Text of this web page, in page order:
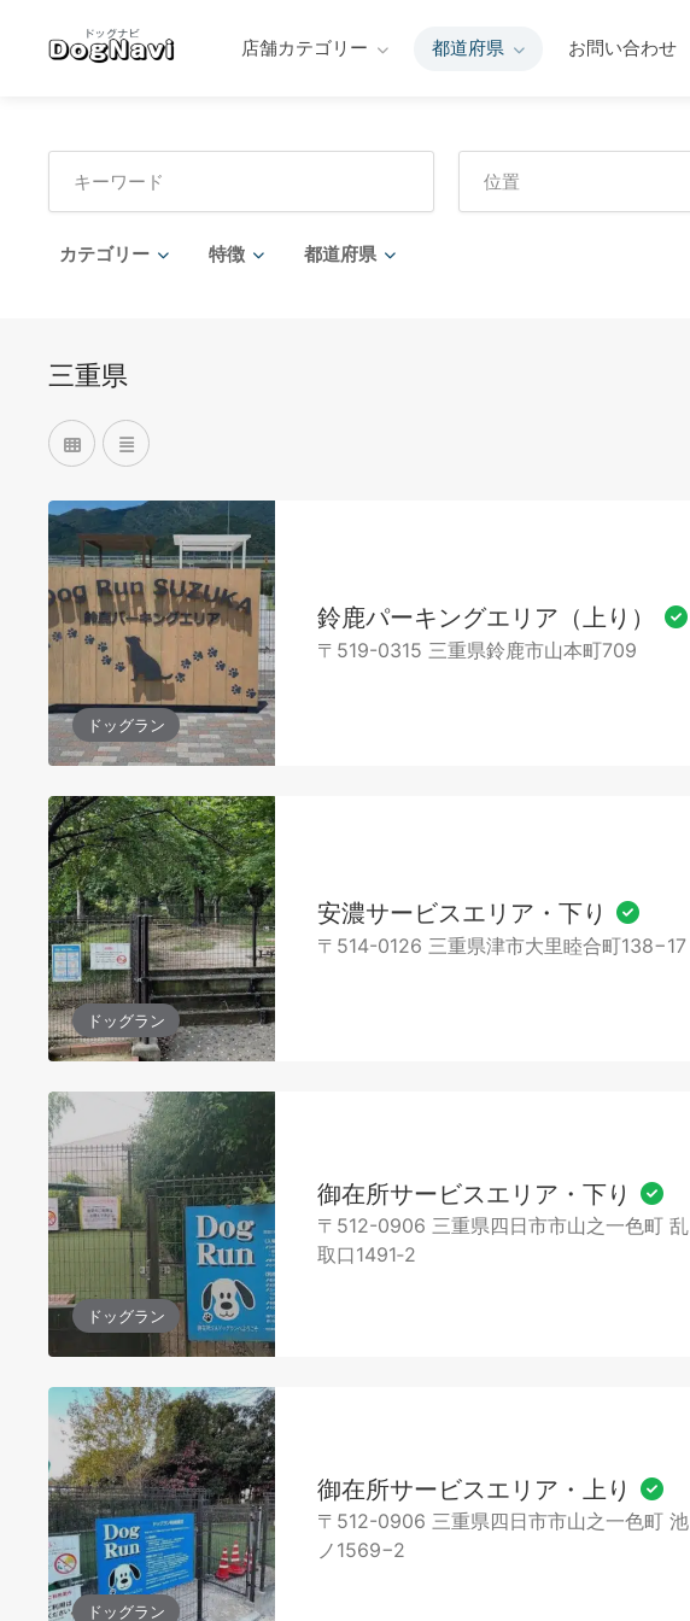
店舗カテゴリー 都道府県 お問い合わせ
カテゴリー 特徴 都道府県
三重県
ドッグラン
鈴鹿パーキングエリア（上り）
〒519-0315 三重県鈴鹿市山本町709
ドッグラン
安濃サービスエリア・下り
〒514-0126 三重県津市大里睦合町138−17
ドッグラン
御在所サービスエリア・下り
〒512-0906 三重県四日市市山之一色町 乱
取口1491‐2
ドッグラン
御在所サービスエリア・上り
〒512-0906 三重県四日市市山之一色町 池
ノ1569−2